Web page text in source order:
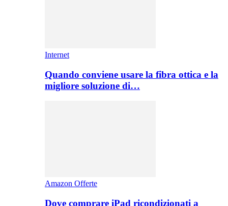
Internet
Quando conviene usare la fibra ottica e la
migliore soluzione di…
Amazon Offerte
Dove comprare iPad ricondizionati a